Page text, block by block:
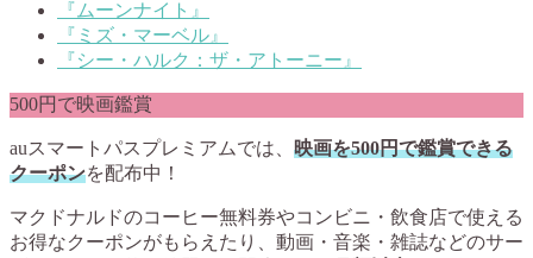
『ムーンナイト』
『ミズ・マーベル』
『シー・ハルク：ザ・アトーニー』
500円で映画鑑賞
auスマートパスプレミアムでは、 映画を500円で鑑賞できる
クーポンを配布中！
マクドナルドのコーヒー無料券やコンビニ・飲食店で使える
お得なクーポンがもらえたり、動画・音楽・雑誌などのサー